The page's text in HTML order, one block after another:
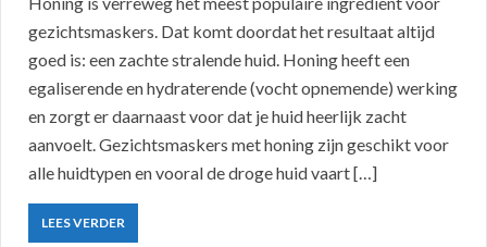
gezichtsmaskers. Dat komt doordat het resultaat altijd
goed is: een zachte stralende huid. Honing heeft een
egaliserende en hydraterende (vocht opnemende) werking
en zorgt er daarnaast voor dat je huid heerlijk zacht
aanvoelt. Gezichtsmaskers met honing zijn geschikt voor
alle huidtypen en vooral de droge huid vaart […]
LEES VERDER